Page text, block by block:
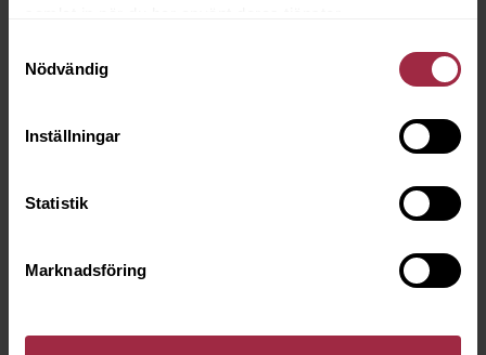
Nödvändig
Inställningar
Statistik
Marknadsföring